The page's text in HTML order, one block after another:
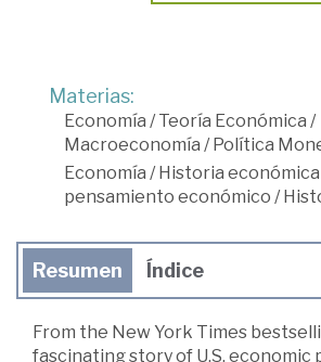
Materias:
Economía /Teoría Económica /
Macroeconomía / Política
Economía / Historia económica
pensamiento económico /
Resumen Índice
From the New York Times
fascinating story of U.S. economic